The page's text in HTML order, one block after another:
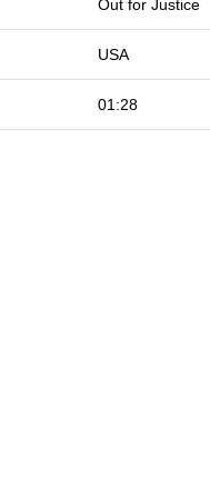
Out for Justice
USA
01:28